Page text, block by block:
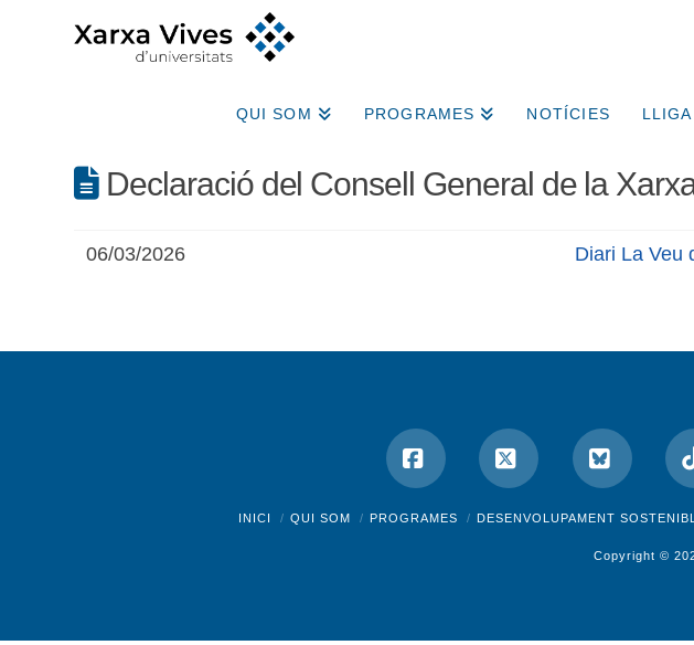
QUI SOM PROGRAMES NOTÍCIES
Declaració del Consell General de la
06/03/2026 Diari La Veu
Facebook
X Bluesky
INICI QUI SOM PROGRAMES DESENVOLUPAMENT
Copyright ©